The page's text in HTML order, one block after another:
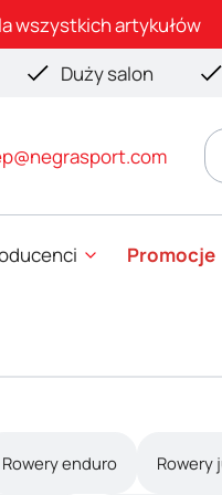
wszystkich artykułów
Duży salon
Promocje
Rowery enduro Rowery